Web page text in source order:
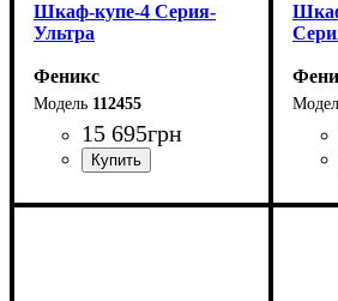
Шкаф-купе-4 Серия-
Ультра
Феникс
112455
15 695грн